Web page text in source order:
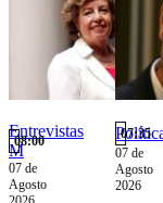
Entrevistas
M
08:00
07 de
Agosto
07:35
07 de
Agosto
2026